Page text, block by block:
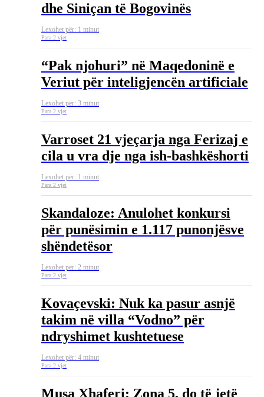
dhe Siniçan të Bogovinës
Lexohet për: 1 minut
Para 2 vjet
“Pak njohuri” në Maqedoninë e
Veriut për inteligjencën artificiale
Lexohet për: 3 minut
Para 2 vjet
Varroset 21 vjeçarja nga Ferizaj e
cila u vra dje nga ish-bashkëshorti
Lexohet për: 1 minut
Para 2 vjet
Skandaloze: Anulohet konkursi
për punësimin e 1.117 punonjësve
shëndetësor
Lexohet për: 2 minut
Para 2 vjet
Kovaçevski: Nuk ka pasur asnjë
takim në villa “Vodno” për
ndryshimet kushtetuese
Lexohet për: 4 minut
Para 2 vjet
Musa Xhaferi: Zona 5, do të jetë